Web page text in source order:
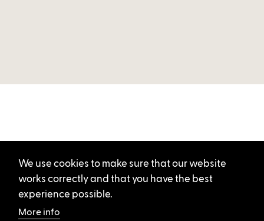
We use cookies to make sure that our website
works correctly and that you have the best
experience possible.
More info